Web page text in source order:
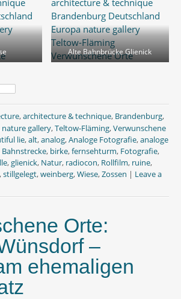
Alte Bahnbrücke Glienick
,architecture & technique, Brandenburg,
nature gallery,Teltow-Fläming,Verwunschene
lie,alt,analog,Analoge Fotografie,analoge
Bahnstrecke, birke,fernsehturm, Fotografie,
,glienick, Natur, radiocon, Rollfilm, ruine,
,stillgelegt,weinberg,Wiese,Zossen | Leave a
Orte:
–
ehemaligen